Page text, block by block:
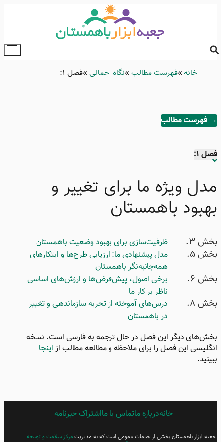
Breadcrumb
خانه فهرست مطالب نگاه اجمالی فصل ۱:
→ فهرست مطالب
فصل ۱:
فصل ۲:
فصل ۳:
فصل ۴:
مدل ویژه ما برای تغییر و
بهبود باهمستان
بخش ۳. ظرفیت‌سازی برای بهبود وضعیت باهمستان
بخش ۵.
مدل پیشنهادی ما: ارزیابی طرح‌ها و ابتکارهای
همه‌جانبه‌نگر باهمستان
بخش ۶.
برخی اصول، پیش‌فرض‌ها و ارزش‌های اساسی
ناظر بر کار ما
بخش ۸.
درس‌های آموخته از تجربه سازماندهی و تغییر
در باهمستان
بخش‌های دیگر این فصل در حال ترجمه به فارسی است. نسخه
انگلیسی این فصل را برای ملاحظه و مطالعه مطالب از اینجا
ببینید.
FARSI
MENU
خانهدرباره ماتماس با مااشتراک خبرنامه
جعبه ابزار باهمستان بخشی از خدمات عمومی است که به مدیریت مرکز سلامت و توسعه